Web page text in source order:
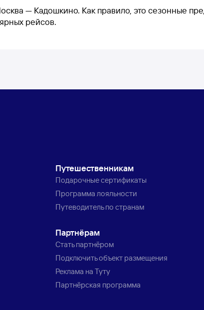
— Кадошкино. Как правило, это сезонные
рейсов.
Путешественникам
Подарочные сертификаты
Программа лояльности
Путеводитель по странам
Партнёрам
Стать партнёром
Подключить объект размещения
Реклама на Туту
Партнёрская программа